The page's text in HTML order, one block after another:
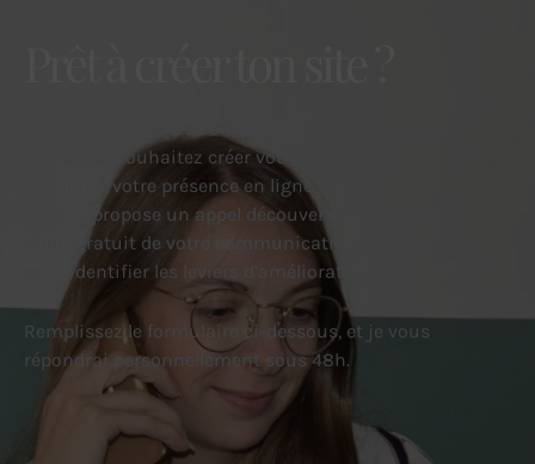
ou non, et souhaitez créer votre site web ou
améliorer votre présence en ligne ?
Je vous propose un appel découverte et un court
audit gratuit de votre communication digitale
pour identifier les leviers d’amélioration.
Remplissez le formulaire ci-dessous, et je vous
répondrai personnellement sous 48h.